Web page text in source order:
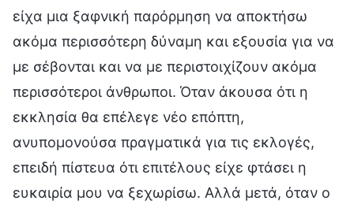
είχα μια ξαφνική παρόρμηση να αποκτήσω
ακόμα περισσότερη δύναμη και εξουσία για να
με σέβονται και να με περιστοιχίζουν ακόμα
περισσότεροι άνθρωποι. Όταν άκουσα ότι η
εκκλησία θα επέλεγε νέο επόπτη,
ανυπομονούσα πραγματικά για τις εκλογές,
επειδή πίστευα ότι επιτέλους είχε φτάσει η
ευκαιρία μου να ξεχωρίσω. Αλλά μετά, όταν ο